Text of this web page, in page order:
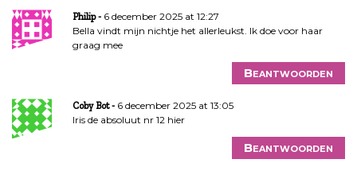
Philip
6 december 2025 at 12:27
Bella vindt mijn nichtje het allerleukst. Ik doe voor haar
graag mee
Beantwoorden
Coby Bot
6 december 2025 at 13:05
Iris de absoluut nr 12 hier
Beantwoorden